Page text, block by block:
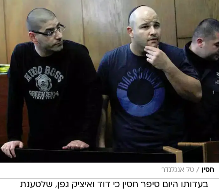
חסין / טל אנגלנדר
בעדותו היום סיפר חסין כי דוד ואיציק גפן, שלטענת